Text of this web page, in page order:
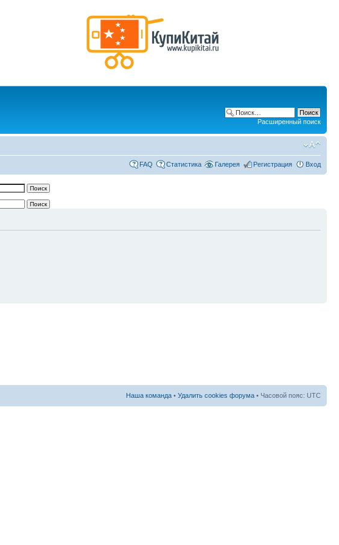
Расширенный поиск
FAQ Статистика Галерея Регистрация Вход
Наша команда • Удалить cookies форума • Часовой пояс: UTC